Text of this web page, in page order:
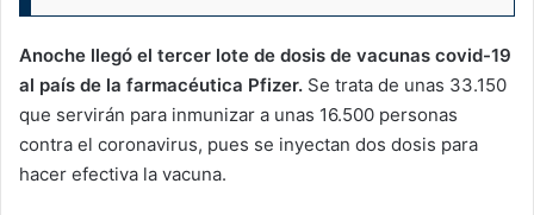
Anoche llegó el tercer lote de dosis de vacunas covid-19
al país de la farmacéutica Pfizer. Se trata de unas 33.150
que servirán para inmunizar a unas 16.500 personas
contra el coronavirus, pues se inyectan dos dosis para
hacer efectiva la vacuna.